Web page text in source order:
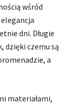
wśród
dni. Długie
dzięki czemu są
a
materiałami,